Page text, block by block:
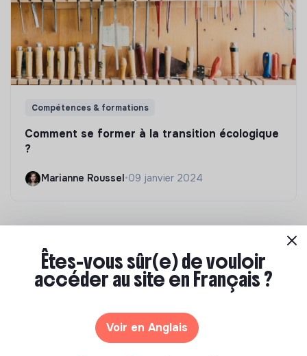
Compétences & formations
Comment se former à la transition écologique
?
Marianne Roussel •09 janvier 2024
Êtes-vous sûr(e) de vouloir
accéder au site en Français ?
Voir en Anglais